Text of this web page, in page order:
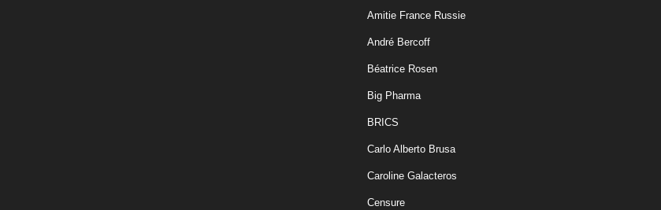
Amitie France Russie
André Bercoff
Béatrice Rosen
Big Pharma
BRICS
Carlo Alberto Brusa
Caroline Galacteros
Censure